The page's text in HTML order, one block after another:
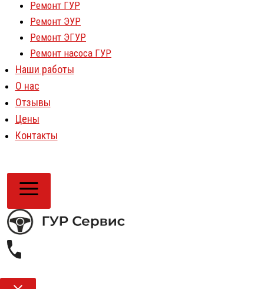
Ремонт ГУР
Ремонт ЭУР
Ремонт ЭГУР
Ремонт насоса ГУР
Наши работы
О нас
Отзывы
Цены
Контакты